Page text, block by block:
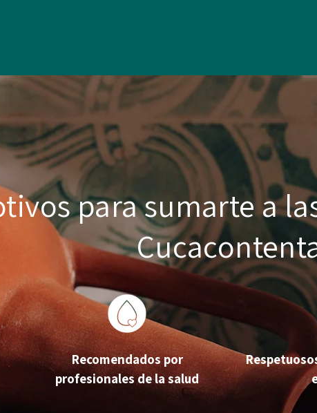
para sumarte a
Recomendados por
profesionales de la salud